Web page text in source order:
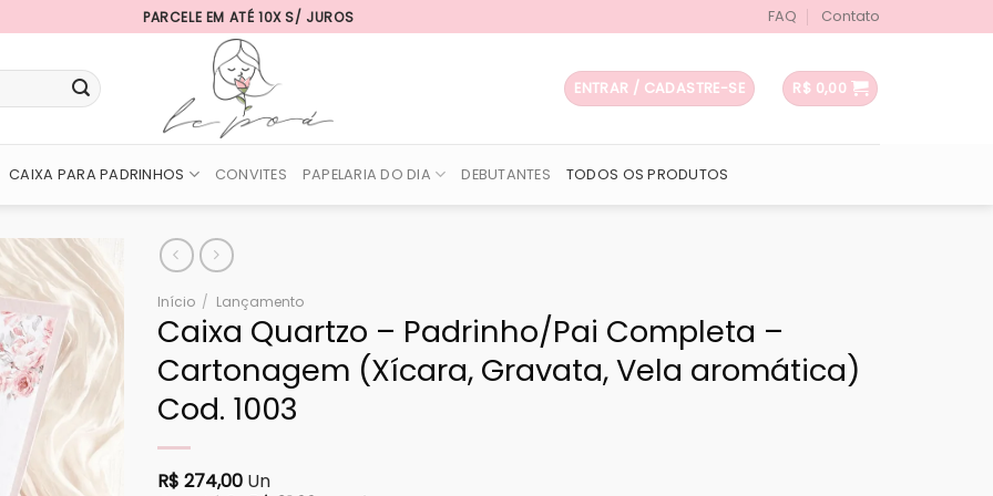
PARCELE EM ATÉ 10X S/ JUROS FAQ Contato
ENTRAR / CADASTRE-SE R$ 0,00
CAIXA PARA PADRINHOS CONVITES PAPELARIA DO DIA DEBUTANTES TODOS OS PRODUTOS
Início / Lançamento
Caixa Quartzo – Padrinho/Pai Completa –
Cartonagem (Xícara, Gravata, Vela aromática)
Cod. 1003
R$ 274,00Un